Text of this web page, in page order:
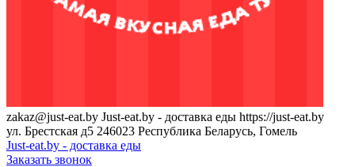
zakaz@just-eat.by Just-eat.by - доставка еды https://just-eat.by
ул. Брестская д5 246023 Республика Беларусь, Гомель
Just-eat.by - доставка еды
Заказать звонок